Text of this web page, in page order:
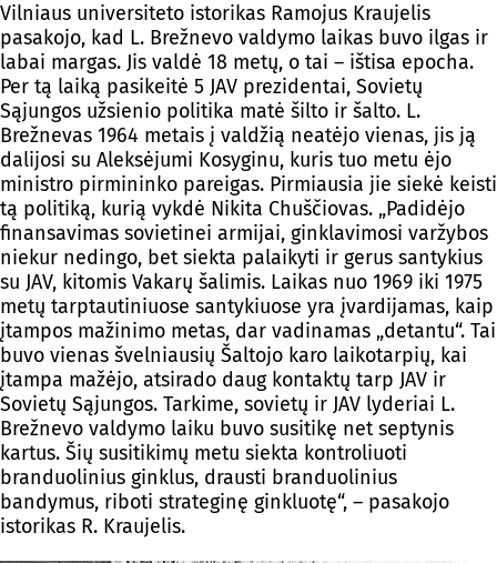
Vilniaus universiteto istorikas Ramojus Kraujelis
pasakojo, kad L. Brežnevo valdymo laikas buvo ilgas ir
labai margas. Jis valdė 18 metų, o tai – ištisa epocha.
Per tą laiką pasikeitė 5 JAV prezidentai, Sovietų
Sąjungos užsienio politika matė šilto ir šalto. L.
Brežnevas 1964 metais į valdžią neatėjo vienas, jis ją
dalijosi su Aleksėjumi Kosyginu, kuris tuo metu ėjo
ministro pirmininko pareigas. Pirmiausia jie siekė keisti
tą politiką, kurią vykdė Nikita Chuščiovas. „Padidėjo
finansavimas sovietinei armijai, ginklavimosi varžybos
niekur nedingo, bet siekta palaikyti ir gerus santykius
su JAV, kitomis Vakarų šalimis. Laikas nuo 1969 iki 1975
metų tarptautiniuose santykiuose yra įvardijamas, kaip
įtampos mažinimo metas, dar vadinamas „detantu“. Tai
buvo vienas švelniausių Šaltojo karo laikotarpių, kai
įtampa mažėjo, atsirado daug kontaktų tarp JAV ir
Sovietų Sąjungos. Tarkime, sovietų ir JAV lyderiai L.
Brežnevo valdymo laiku buvo susitikę net septynis
kartus. Šių susitikimų metu siekta kontroliuoti
branduolinius ginklus, drausti branduolinius
bandymus, riboti strateginę ginkluotę“, – pasakojo
istorikas R. Kraujelis.